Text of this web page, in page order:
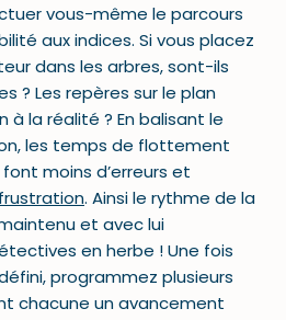
vous-même le parcours
aux indices. Si vous placez
dans les arbres, sont-ils
? Les repères sur le plan
la réalité ? En balisant le
les temps de flottement
moins d’erreurs et
frustration. Ainsi le rythme de la
et avec lui
en herbe ! Une fois
programmez plusieurs
chacune un avancement